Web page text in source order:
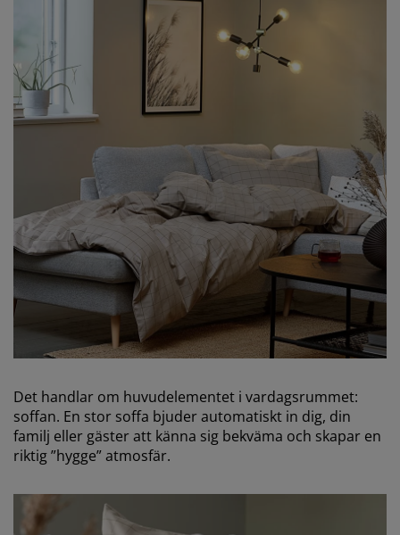
Det handlar om huvudelementet i vardagsrummet:
soffan. En stor soffa bjuder automatiskt in dig, din
familj eller gäster att känna sig bekväma och skapar en
riktig ”hygge” atmosfär.